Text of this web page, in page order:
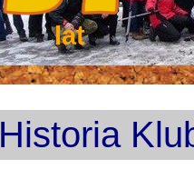
lat
Historia